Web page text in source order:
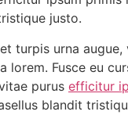
justo.
turpis urna
Fusce eu
purus efficitur
blandit